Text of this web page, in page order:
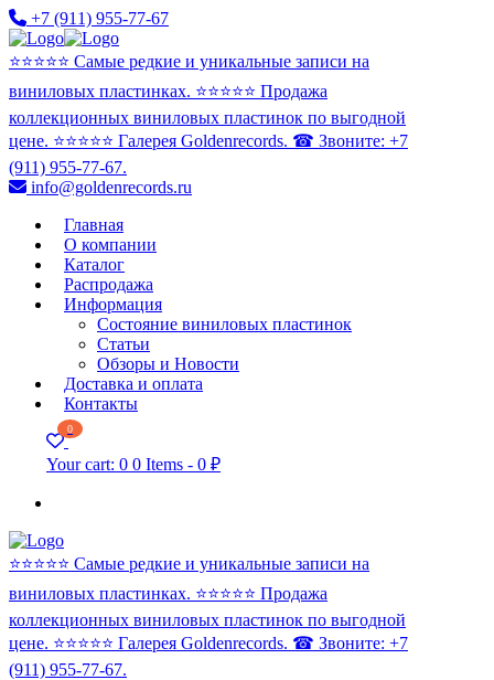
+7 (911) 955-77-67
⭐️⭐️⭐️⭐️⭐️ Самые редкие и уникальные записи на
виниловых пластинках. ⭐️⭐️⭐️⭐️⭐️ Продажа
коллекционных виниловых пластинок по выгодной
цене. ⭐️⭐️⭐️⭐️⭐️ Галерея Goldenrecords. ☎ Звоните: +7
(911) 955-77-67.
info@goldenrecords.ru
Главная
О компании
Каталог
Распродажа
Информация
Состояние виниловых пластинок
Статьи
Обзоры и Новости
Доставка и оплата
Контакты
0
Your cart: 0 0 Items - 0 ₽
⭐️⭐️⭐️⭐️⭐️ Самые редкие и уникальные записи на
виниловых пластинках. ⭐️⭐️⭐️⭐️⭐️ Продажа
коллекционных виниловых пластинок по выгодной
цене. ⭐️⭐️⭐️⭐️⭐️ Галерея Goldenrecords. ☎ Звоните: +7
(911) 955-77-67.